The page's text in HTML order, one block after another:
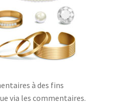
à des fins
via les commentaires.